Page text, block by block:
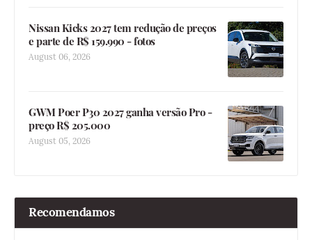
Nissan Kicks 2027 tem redução de preços
e parte de R$ 159.990 - fotos
August 06, 2026
GWM Poer P30 2027 ganha versão Pro -
preço R$ 205.000
August 05, 2026
Recomendamos